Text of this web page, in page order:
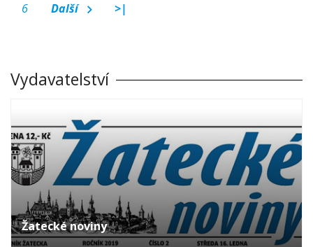
6
Další >|
Vydavatelství
Žatecké noviny